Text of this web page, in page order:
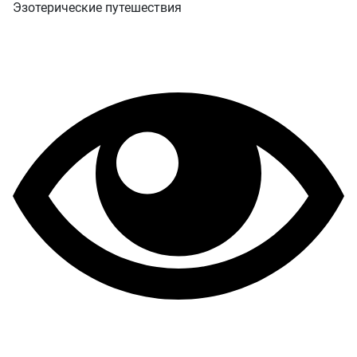
Эзотерические путешествия